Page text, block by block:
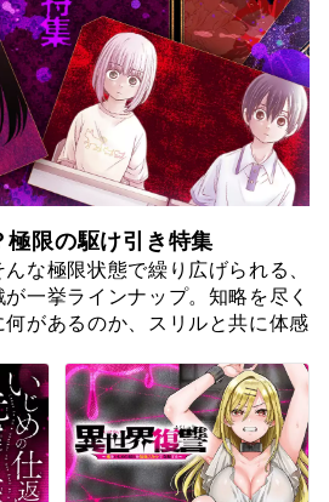
限の駆け引き特集
な極限状態で繰り広げられる、
一挙ラインナップ。知略を尽く
があるのか、スリルと共に体感